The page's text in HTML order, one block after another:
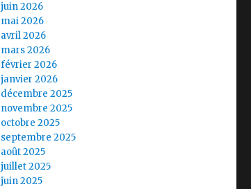
juin 2026
mai 2026
avril 2026
mars 2026
février 2026
janvier 2026
décembre 2025
novembre 2025
octobre 2025
septembre 2025
août 2025
juillet 2025
juin 2025